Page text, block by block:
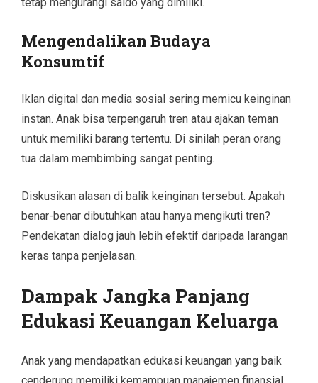
Mengendalikan Budaya
Konsumtif
Iklan digital dan media sosial sering memicu keinginan
instan. Anak bisa terpengaruh tren atau ajakan teman
untuk memiliki barang tertentu. Di sinilah peran orang
tua dalam membimbing sangat penting.
Diskusikan alasan di balik keinginan tersebut. Apakah
benar-benar dibutuhkan atau hanya mengikuti tren?
Pendekatan dialog jauh lebih efektif daripada larangan
keras tanpa penjelasan.
Dampak Jangka Panjang
Edukasi Keuangan Keluarga
Anak yang mendapatkan edukasi keuangan yang baik